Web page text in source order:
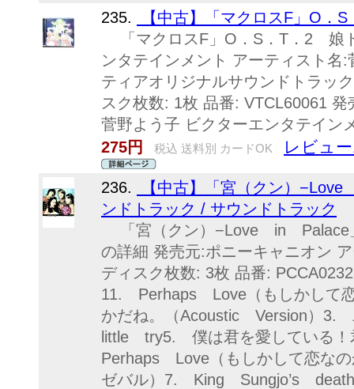
235.
【中古】「マクロスF」O．
「マクロスF」O．S．T．2 娘
ンタテインメント アーティスト名
ティアオリジナルサウンドトラッ
スク枚数: 1枚 品番: VTCL60061
菅野よう子 ビクターエンタテイン
275円
税込 送料別 カードOK レビュ
236.
【中古】「宮（クン）
ンドトラック / サウンドトラック
「宮（クン）−Love in Palace
の詳細 発売元:ポニーキャニオン
ディスク枚数: 3枚 品番:
11. Perhaps Love（もしかして
かだね。（Acoustic Version
little try5. 僕は君を愛している
Perhaps Love（もしかして恋な
ゼバル）7. King Sungjo’s